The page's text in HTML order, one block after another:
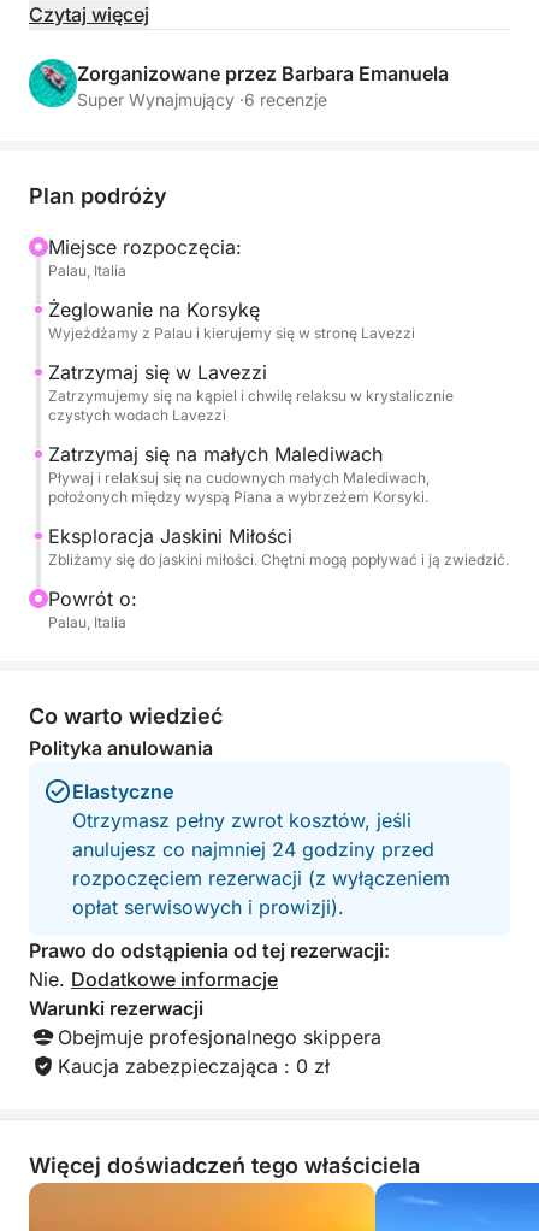
dostępnych zatok, pozwala zbliżyć się do
najpiękniejszych zatoczek Lavezzi i Isola Piana.
i relaksu.
Dynamiczne, a zarazem relaksujące doświadczenie,
idealne dla tych, którzy chcą doświadczyć morza
autentycznie i bez pośpiechu.
Czytaj więcej
Zorganizowane przez Barbara Emanuela
Super Wynajmujący ·6 recenzje
Plan podróży
Miejsce rozpoczęcia:
Palau, Italia
Żeglowanie na Korsykę
Wyjeżdżamy z Palau i kierujemy się w stronę Lavezzi
Zatrzymaj się w Lavezzi
Zatrzymujemy się na kąpiel i chwilę relaksu w krystalicznie
czystych wodach Lavezzi
Zatrzymaj się na małych Malediwach
Pływaj i relaksuj się na cudownych małych Malediwach,
położonych między wyspą Piana a wybrzeżem Korsyki.
Eksploracja Jaskini Miłości
Zbliżamy się do jaskini miłości. Chętni mogą popływać i ją zwiedzić.
Powrót o:
Palau, Italia
Co warto wiedzieć
Polityka anulowania
Elastyczne
Otrzymasz pełny zwrot kosztów, jeśli
anulujesz co najmniej 24 godziny przed
rozpoczęciem rezerwacji (z wyłączeniem
opłat serwisowych i prowizji).
Prawo do odstąpienia od tej rezerwacji:
Nie. Dodatkowe informacje
Warunki rezerwacji
Obejmuje profesjonalnego skippera
Kaucja zabezpieczająca : 0 zł
Więcej doświadczeń tego właściciela